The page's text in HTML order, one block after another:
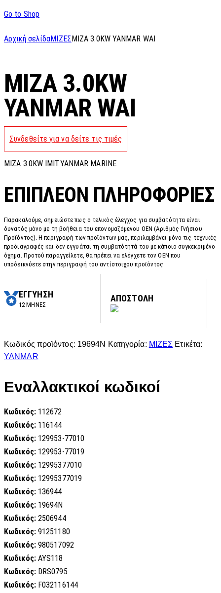
Go to Shop
Αρχική σελίδαΜΙΖΕΣ MIZA 3.0KW YANMAR WAI
MIZA 3.0KW
YANMAR WAI
Συνδεθείτε για να δείτε τις τιμές
MIZA 3.0KW IMIT.YANMAR MARINE
ΕΠΙΠΛΈΟΝ ΠΛΗΡΟΦΟΡΊΕΣ
Παρακαλούμε, σημειώστε πως ο τελικός έλεγχος για συμβατότητα είναι
δυνατός μόνο με τη βοήθεια του επονομαζόμενου OEN (Αριθμός Γνήσιου
Προϊόντος). Η περιγραφή των προϊόντων μας, περιλαμβάνει μόνο τις τεχνικές
προδιαγραφές και δεν εγγυάται τη συμβατότητά του με κάποιο συγκεκριμένο
όχημα. Προτού παραγγείλετε, θα πρέπει να ελέγχετε τον OEN που
υποδεικνύετε στην περιγραφή του αντίστοιχου προϊόντος
ΕΓΓΥΗΣΗ
12 ΜΗΝΕΣ
ΑΠΟΣΤΟΛΗ
Κωδικός προϊόντος: 19694N Κατηγορία: ΜΙΖΕΣ Ετικέτα:
YANMAR
Εναλλακτικοί κωδικοί
Κωδικός: 112672
Κωδικός: 116144
Κωδικός: 129953-77010
Κωδικός: 129953-77019
Κωδικός: 12995377010
Κωδικός: 12995377019
Κωδικός: 136944
Κωδικός: 19694N
Κωδικός: 2506944
Κωδικός: 91251180
Κωδικός: 980517092
Κωδικός: AYS118
Κωδικός: DRS0795
Κωδικός: F032116144